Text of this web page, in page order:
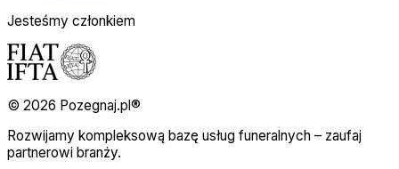
Jesteśmy członkiem
© 2026 Pozegnaj.pl®
Rozwijamy kompleksową bazę usług funeralnych – zaufaj
partnerowi branży.